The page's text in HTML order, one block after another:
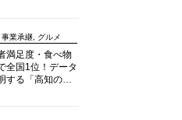
業承継, グルメ
満足度・食べ物
全国1位！データ
する「高知の